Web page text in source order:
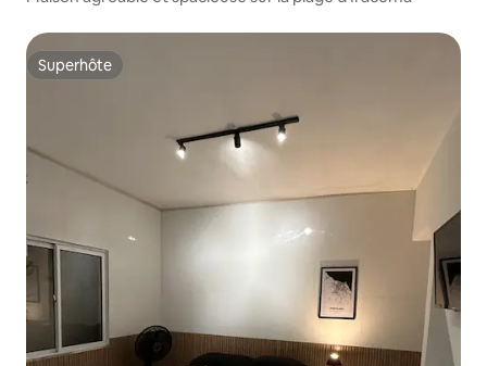
Superhôte
Superhôte